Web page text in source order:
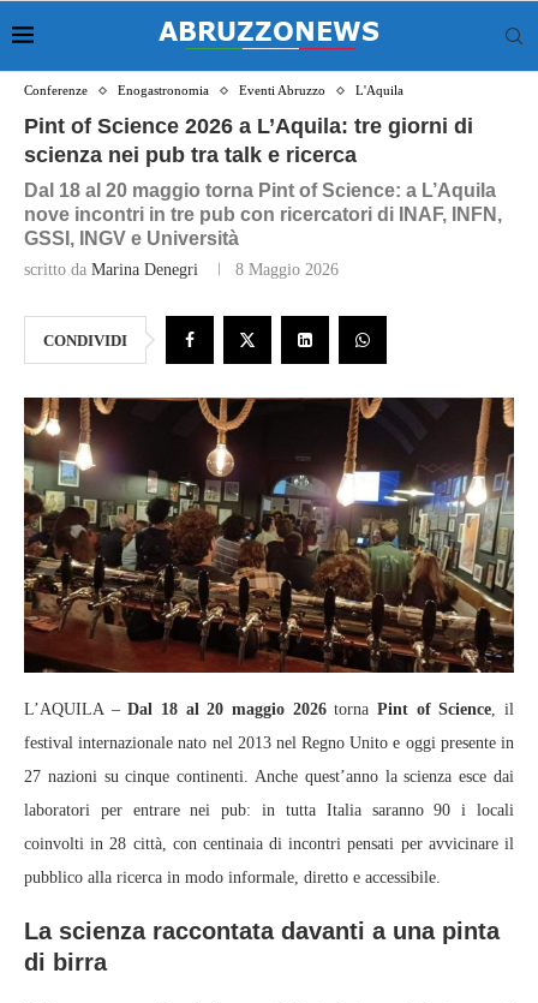
Conferenze Enogastronomia Eventi Abruzzo L'Aquila
Pint of Science 2026 a L’Aquila: tre giorni di
scienza nei pub tra talk e ricerca
Dal 18 al 20 maggio torna Pint of Science: a L’Aquila
nove incontri in tre pub con ricercatori di INAF, INFN,
GSSI, INGV e Università
scritto da Marina Denegri 8 Maggio 2026
CONDIVIDI
L’AQUILA –Dal 18 al 20 maggio 2026torna Pint of Science, il
festival internazionale nato nel 2013 nel Regno Unito e oggi presente in
27 nazioni su cinque continenti. Anche quest’anno la scienza esce dai
laboratori per entrare nei pub: in tutta Italia saranno 90 i locali
coinvolti in 28 città, con centinaia di incontri pensati per avvicinare il
pubblico alla ricerca in modo informale, diretto e accessibile.
La scienza raccontata davanti a una pinta
di birra